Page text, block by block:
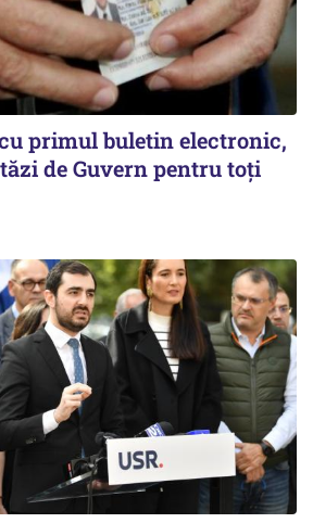
primul buletin electronic,
de Guvern pentru toți